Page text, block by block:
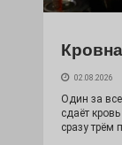
02.08.2026
Один за
сдаёт
сразу трём